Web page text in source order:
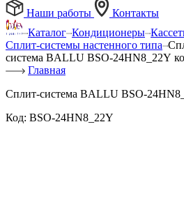
Наши работы
Контакты
Каталог Кондиционеры
Сплит-системы настенного типа
система BALLU BSO-24HN8_22Y
Главная
Сплит-система BALLU BSO-
Код: BSO-24HN8_22Y